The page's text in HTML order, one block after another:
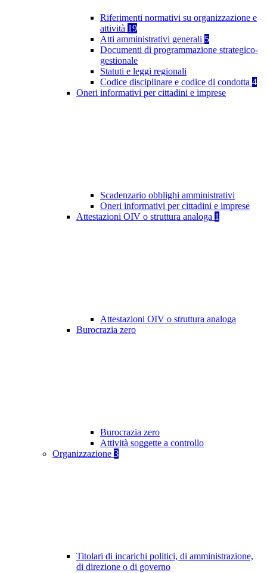
Riferimenti normativi su organizzazione e
attività 19
Atti amministrativi generali 5
Documenti di programmazione strategico-
gestionale
Statuti e leggi regionali
Codice disciplinare e codice di condotta 4
Oneri informativi per cittadini e imprese
Scadenzario obblighi amministrativi
Oneri informativi per cittadini e imprese
Attestazioni OIV o struttura analoga 1
Attestazioni OIV o struttura analoga
Burocrazia zero
Burocrazia zero
Attività soggette a controllo
Organizzazione 3
Titolari di incarichi politici, di amministrazione,
di direzione o di governo